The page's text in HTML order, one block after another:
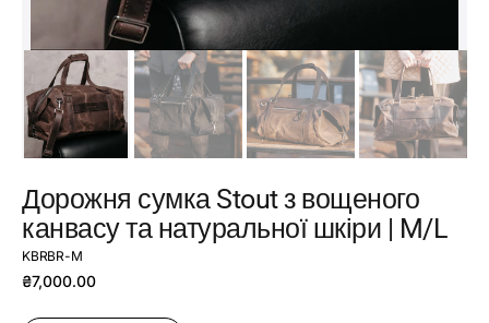
Дорожня сумка Stout з вощеного
канвасу та натуральної шкіри | M/L
SKU:
KBRBR-M
Звичайна
₴7,000.00